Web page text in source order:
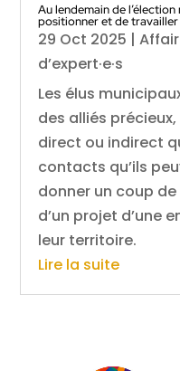
Au lendemain de
positionner et de travailler
29 Oct 2025 |
d’expert·e·s
Les élus
des alliés
direct ou indirect
contacts qu’ils
donner un coup
d’un projet d’une
leur territoire.
Lire la suite